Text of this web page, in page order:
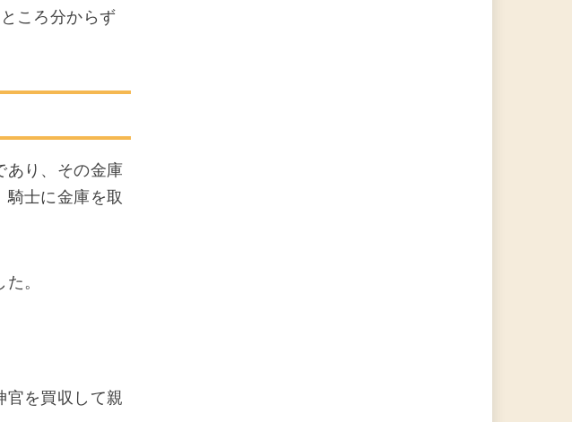
ころ分からず
あり、その金庫
騎士に金庫を取
。
官を買収して親